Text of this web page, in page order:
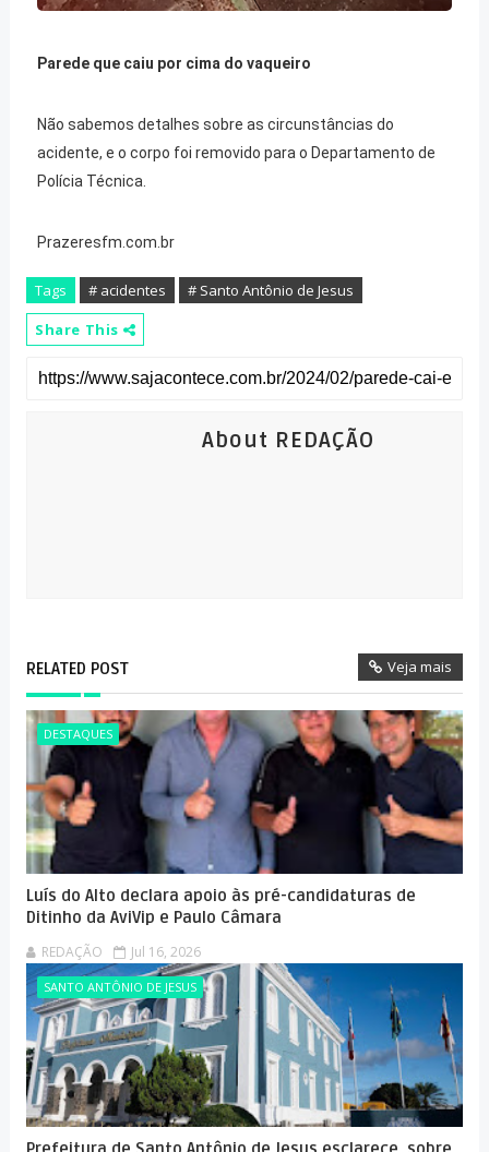
Parede que caiu por cima do vaqueiro
Não sabemos detalhes sobre as circunstâncias do
acidente, e o corpo foi removido para o Departamento de
Polícia Técnica.
Prazeresfm.com.br
Tags # acidentes
# Santo Antônio de Jesus
Share This
About REDAÇÃO
RELATED POST Veja mais
DESTAQUES
Luís do Alto declara apoio às pré-candidaturas de
Ditinho da AviVip e Paulo Câmara
REDAÇÃO Jul 16, 2026
SANTO ANTÔNIO DE JESUS